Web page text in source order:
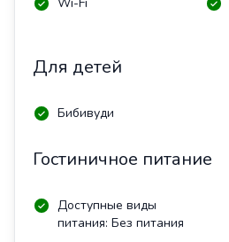
Для детей
Бибивуди
Гостиничное питание
Доступные виды
питания: Без питания